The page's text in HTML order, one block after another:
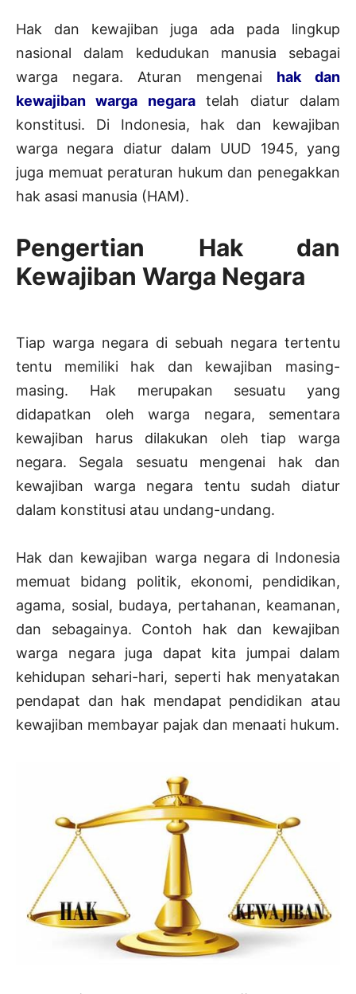
Hak dan kewajiban juga ada pada lingkup
nasional dalam kedudukan manusia sebagai
warga negara. Aturan mengenai hak dan
kewajiban warga negaratelah diatur dalam
konstitusi. Di Indonesia, hak dan kewajiban
warga negara diatur dalam UUD 1945, yang
juga memuat peraturan hukum dan penegakkan
hak asasi manusia (HAM).
Pengertian Hak dan
Kewajiban Warga Negara
Tiap warga negara di sebuah negara tertentu
tentu memiliki hak dan kewajiban masing-
masing. Hak merupakan sesuatu yang
didapatkan oleh warga negara, sementara
kewajiban harus dilakukan oleh tiap warga
negara. Segala sesuatu mengenai hak dan
kewajiban warga negara tentu sudah diatur
dalam konstitusi atau undang-undang.
Hak dan kewajiban warga negara di Indonesia
memuat bidang politik, ekonomi, pendidikan,
agama, sosial, budaya, pertahanan, keamanan,
dan sebagainya. Contoh hak dan kewajiban
warga negara juga dapat kita jumpai dalam
kehidupan sehari-hari, seperti hak menyatakan
pendapat dan hak mendapat pendidikan atau
kewajiban membayar pajak dan menaati hukum.